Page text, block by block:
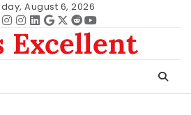
August 6, 2026
Instagram
instagram
Linkedin
google
Twitter
redditYoutube
Excellent